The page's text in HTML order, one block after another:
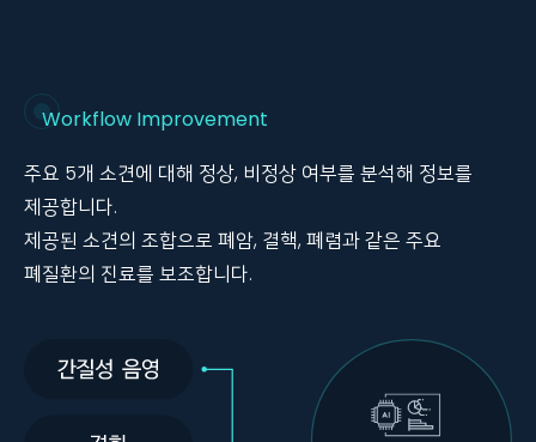
Workflow Improvement
주요 5개 소견에 대해 정상, 비정상 여부를 분석해 정보를
제공합니다.
제공된 소견의 조합으로 폐암, 결핵, 폐렴과 같은 주요
폐질환의 진료를 보조합니다.